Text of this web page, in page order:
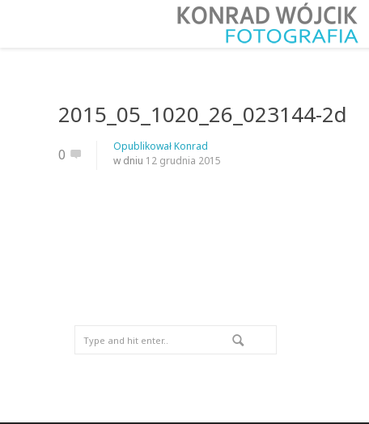
2015_05_1020_26_023144-2d
0 OpublikowałKonrad
w dniu 12 grudnia 2015